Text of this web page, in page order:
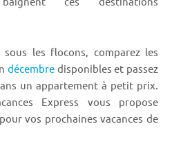
les flocons, comparez les
décembre disponibles et passez
un appartement à petit prix.
Express vous propose
vos prochaines vacances de